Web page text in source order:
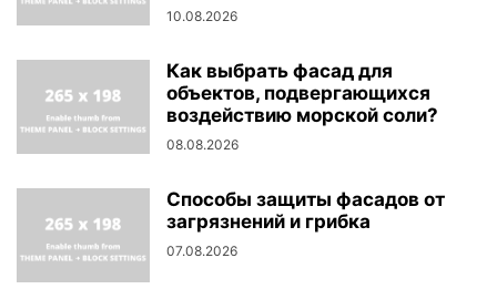
10.08.2026
Как выбрать фасад для
объектов, подвергающихся
воздействию морской соли?
08.08.2026
Способы защиты фасадов от
загрязнений и грибка
07.08.2026